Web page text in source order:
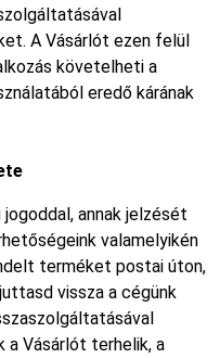
A Vásárlót ezen felül
követelheti a
eredő kárának
annak jelzését
valamelyikén
terméket postai úton,
vissza a cégünk
Vásárlót terhelik, a